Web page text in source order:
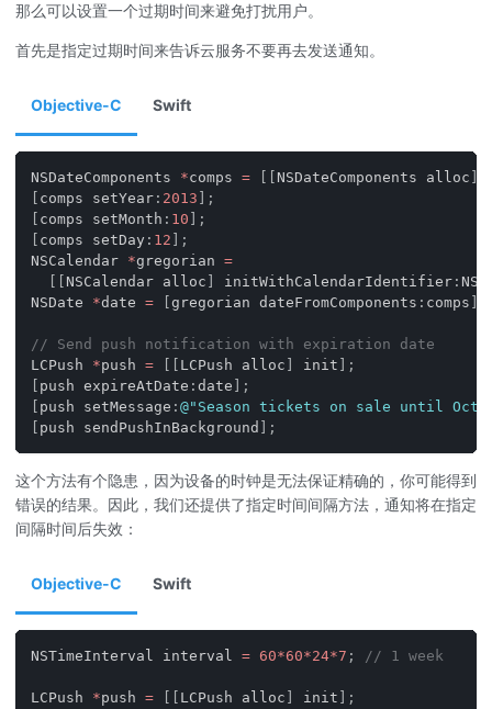
那么可以设置一个过期时间来避免打扰用户。
首先是指定过期时间来告诉云服务不要再去发送通知。
Objective-C Swift
NSDateComponents *comps = NSDateComponents alloc
comps setYear : 2013
;
comps setMonth : 10
;
comps setDay : 12
;
NSCalendar *gregorian =
NSCalendar alloc initWithCalendarIdentifier :
NSDate *date = gregorian dateFromComponents : comps
// Send push notification with expiration date
LCPush *push = LCPush alloc init
;
push expireAtDate : date
;
push setMessage : @"Season tickets on sale until
push sendPushInBackground ;
这个方法有个隐患，因为设备的时钟是无法保证精确的，你可能得到
错误的结果。因此，我们还提供了指定时间间隔方法，通知将在指定
间隔时间后失效：
Objective-C Swift
NSTimeInterval interval = 60*60*24*7 ; // 1 week
LCPush *push = LCPush alloc init
;